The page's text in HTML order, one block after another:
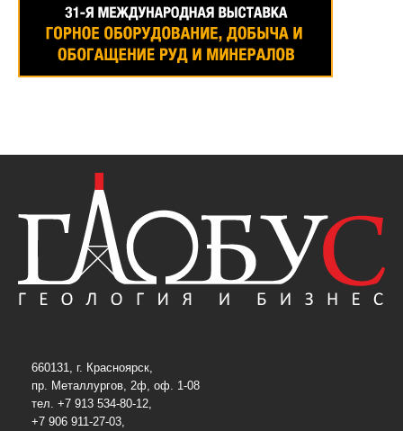
660131, г. Красноярск,
пр. Металлургов, 2ф, оф. 1-08
тел. +7 913 534-80-12,
+7 906 911-27-03,